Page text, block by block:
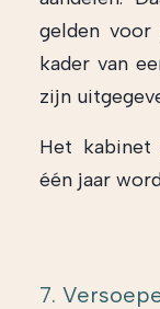
gelden
kader van
zijn
Het kabinet
één jaar
7.